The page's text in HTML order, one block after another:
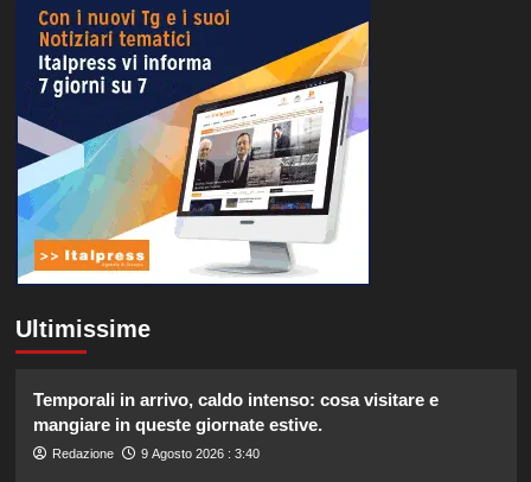
Ultimissime
Temporali in arrivo, caldo intenso: cosa visitare e
mangiare in queste giornate estive.
Redazione 9 Agosto 2026 : 3:40